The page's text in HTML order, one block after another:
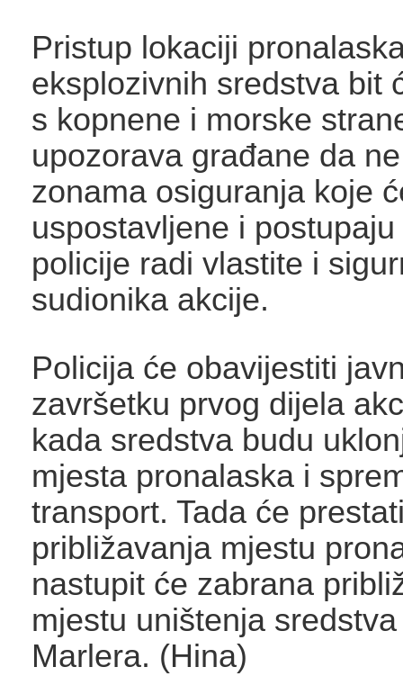
Pristup lokaciji
eksplozivnih sredstva bit
s kopnene i morske
upozorava građane da
zonama osiguranja koje
uspostavljene i
policije radi vlastite i
sudionika akcije.
Policija će obavijestiti
završetku prvog dijela
kada sredstva budu
mjesta pronalaska i
transport. Tada će
približavanja mjestu
nastupit će zabrana
mjestu uništenja
Marlera. (Hina)